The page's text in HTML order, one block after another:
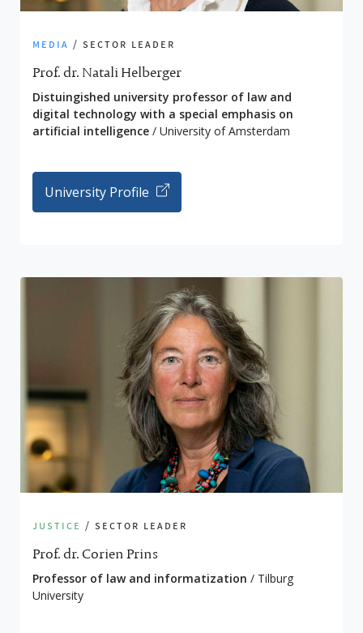
media / sector leader
Prof. dr. Natali Helberger
Distuingished university professor of law and
digital technology with a special emphasis on
artificial intelligence / University of Amsterdam
University Profile
justice / sector leader
Prof. dr. Corien Prins
Professor of law and informatization / Tilburg
University